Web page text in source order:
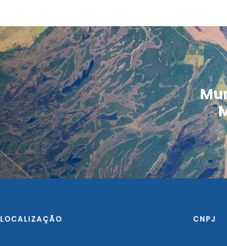
LOCALIZAÇÃO CNPJ